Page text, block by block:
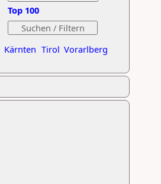
Kärnten Tirol Vorarlberg
Top 100